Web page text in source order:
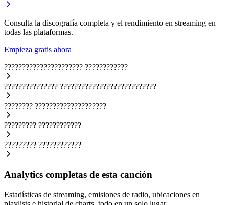
Consulta la discografía completa y el rendimiento en streaming en
todas las plataformas.
Empieza gratis ahora
?????????????????????? ????????????
??????????????? ???????????????????????????
???????? ????????????????????
????????? ????????????
????????? ????????????
Analytics completas de esta canción
Estadísticas de streaming, emisiones de radio, ubicaciones en